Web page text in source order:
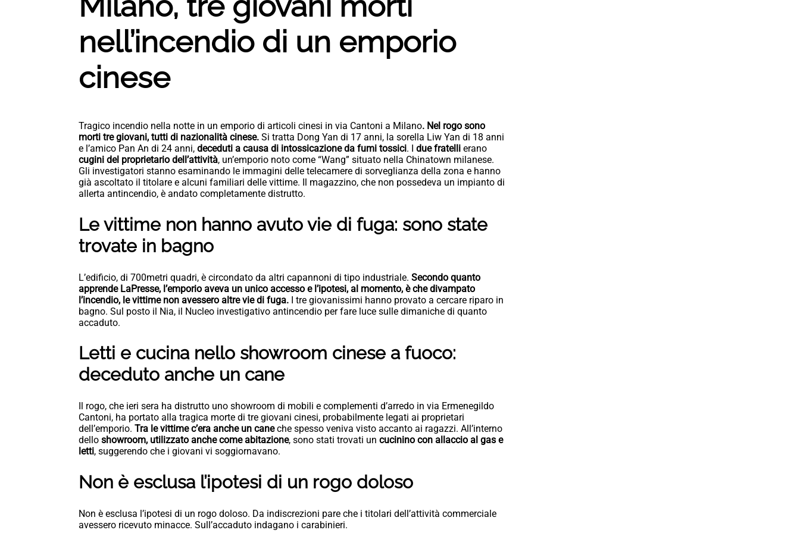
nell’incendio di un emporio
cinese
Tragico incendio nella notte in un emporio di articoli cinesi in via Cantoni a Milano. Nel rogo sono
morti tre giovani, tutti di nazionalità cinese. Si tratta Dong Yan di 17 anni, la sorella Liw Yan di 18 anni
e l’amico Pan An di 24 anni, deceduti a causa di intossicazione da fumi tossici. I due fratelli erano
cugini del proprietario dell’attività, un’emporio noto come “Wang” situato nella Chinatown milanese.
Gli investigatori stanno esaminando le immagini delle telecamere di sorveglianza della zona e hanno
già ascoltato il titolare e alcuni familiari delle vittime. Il magazzino, che non possedeva un impianto di
allerta antincendio, è andato completamente distrutto.
Le vittime non hanno avuto vie di fuga: sono state
trovate in bagno
L’edificio, di 700metri quadri, è circondato da altri capannoni di tipo industriale. Secondo quanto
apprende LaPresse, l’emporio aveva un unico accesso e l’ipotesi, al momento, è che divampato
l’incendio, le vittime non avessero altre vie di fuga. I tre giovanissimi hanno provato a cercare riparo in
bagno. Sul posto il Nia, il Nucleo investigativo antincendio per fare luce sulle dimaniche di quanto
accaduto.
Letti e cucina nello showroom cinese a fuoco:
deceduto anche un cane
Il rogo, che ieri sera ha distrutto uno showroom di mobili e complementi d’arredo in via Ermenegildo
Cantoni, ha portato alla tragica morte di tre giovani cinesi, probabilmente legati ai proprietari
dell’emporio. Tra le vittime c’era anche un caneche spesso veniva visto accanto ai ragazzi. All’interno
dello showroom, utilizzato anche come abitazione, sono stati trovati un cucinino con allaccio al gas e
letti, suggerendo che i giovani vi soggiornavano.
Non è esclusa l’ipotesi di un rogo doloso
Non è esclusa l’ipotesi di un rogo doloso. Da indiscrezioni pare che i titolari dell’attività commerciale
avessero ricevuto minacce. Sull’accaduto indagano i carabinieri.